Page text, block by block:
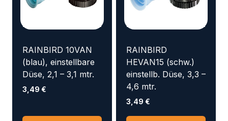
RAINBIRD 10VAN
(blau), einstellbare
Düse, 2,1 – 3,1 mtr.
3,49 €
RAINBIRD
HEVAN15 (schw.)
einstellb. Düse, 3,3 –
4,6 mtr.
3,49 €